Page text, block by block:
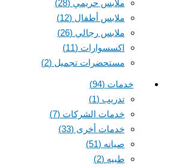
ملابس حريمي (28)
ملابس أطفال (12)
ملابس رجالي (26)
اكسسوارات (11)
مستحضرات تجميل (2)
خدمات (94)
تدريب (1)
خدمات الشركات (7)
خدمات أخرى (33)
صيانه (51)
طبيه (2)